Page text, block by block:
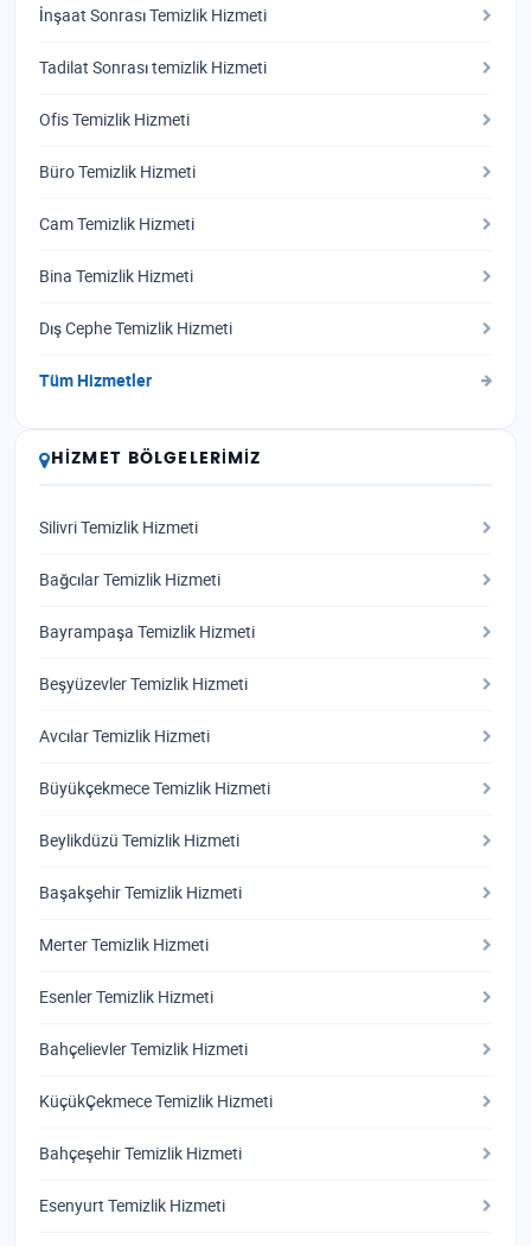
İnşaat Sonrası Temizlik Hizmeti
Tadilat Sonrası temizlik Hizmeti
Ofis Temizlik Hizmeti
Büro Temizlik Hizmeti
Cam Temizlik Hizmeti
Bina Temizlik Hizmeti
Dış Cephe Temizlik Hizmeti
Tüm Hizmetler
HIZMET BÖLGELERIMIZ
Silivri Temizlik Hizmeti
Bağcılar Temizlik Hizmeti
Bayrampaşa Temizlik Hizmeti
Beşyüzevler Temizlik Hizmeti
Avcılar Temizlik Hizmeti
Büyükçekmece Temizlik Hizmeti
Beylikdüzü Temizlik Hizmeti
Başakşehir Temizlik Hizmeti
Merter Temizlik Hizmeti
Esenler Temizlik Hizmeti
Bahçelievler Temizlik Hizmeti
KüçükÇekmece Temizlik Hizmeti
Bahçeşehir Temizlik Hizmeti
Esenyurt Temizlik Hizmeti